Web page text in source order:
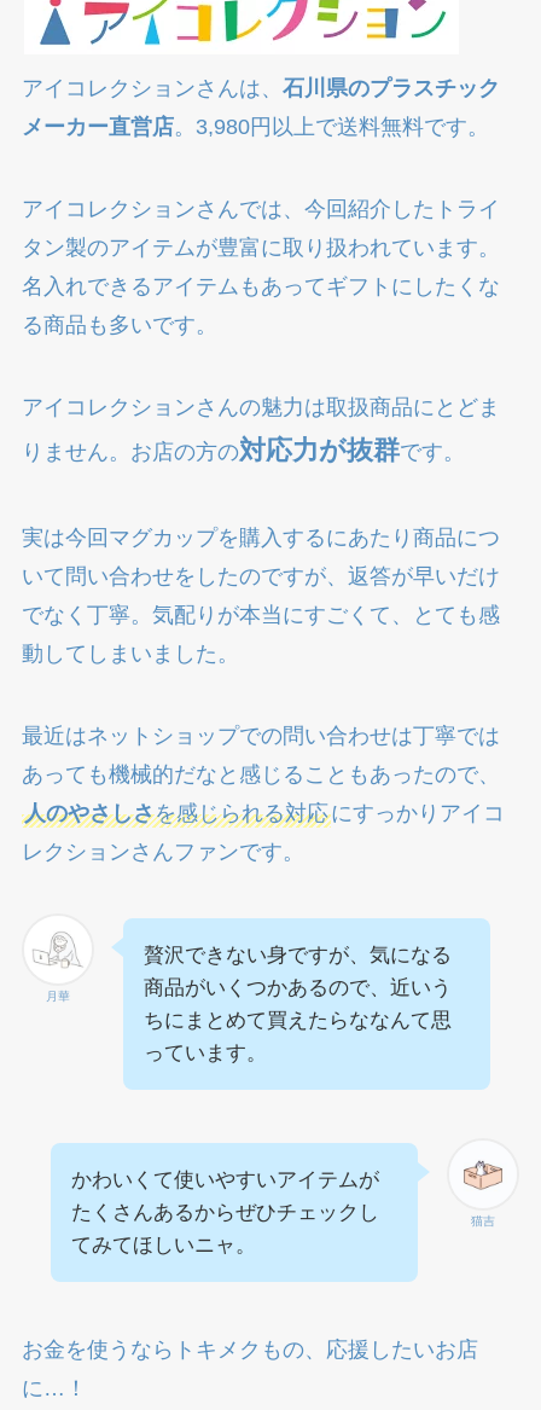
アイコレクションさんは、 石川県のプラスチック
メーカー直営店。3,980円以上で送料無料です。
アイコレクションさんでは、今回紹介したトライ
タン製のアイテムが豊富に取り扱われています。
名入れできるアイテムもあってギフトにしたくな
る商品も多いです。
アイコレクションさんの魅力は取扱商品にとどま
りません。お店の方の対応力が抜群です。
実は今回マグカップを購入するにあたり商品につ
いて問い合わせをしたのですが、返答が早いだけ
でなく丁寧。気配りが本当にすごくて、とても感
動してしまいました。
最近はネットショップでの問い合わせは丁寧では
あっても機械的だなと感じることもあったので、
人のやさしさを感じられる対応にすっかりアイコ
レクションさんファンです。
月華
贅沢できない身ですが、気になる
商品がいくつかあるので、近いう
ちにまとめて買えたらななんて思
っています。
猫吉
かわいくて使いやすいアイテムが
たくさんあるからぜひチェックし
てみてほしいニャ。
お金を使うならトキメクもの、応援したいお店
に…！